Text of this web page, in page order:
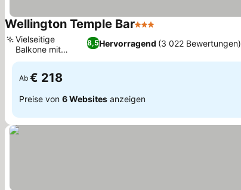
Wellington Temple Bar3 Sterne
8,5Hervorragend (3 022 Bewertungen)
Vielseitige
Balkone mit
Stadtblick
Ab € 218
Preise von 6 Websites anzeigen